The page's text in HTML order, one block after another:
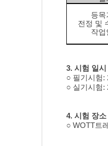
등목
전정 및
작업
3. 시험 일시
○ 필기시험:
○ 실기시험:
4. 시험 장소
○ WOTT트